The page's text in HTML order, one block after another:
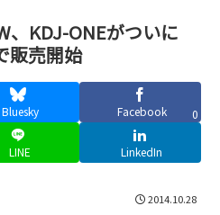
、KDJ-ONEがついに
販売開始
Bluesky Facebook 0
LINE LinkedIn
2014.10.28